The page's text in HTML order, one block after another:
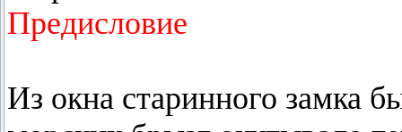
Предисловие
Из окна старинного замка